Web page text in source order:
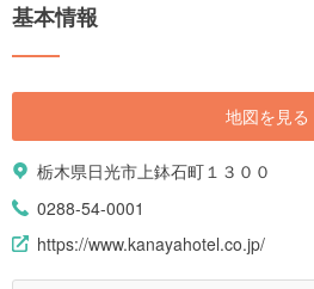
す。年間を通じてイベントも盛りだくさんです。
基本情報
地図を見る
栃木県日光市上鉢石町１３００
0288-54-0001
https://www.kanayahotel.co.jp/